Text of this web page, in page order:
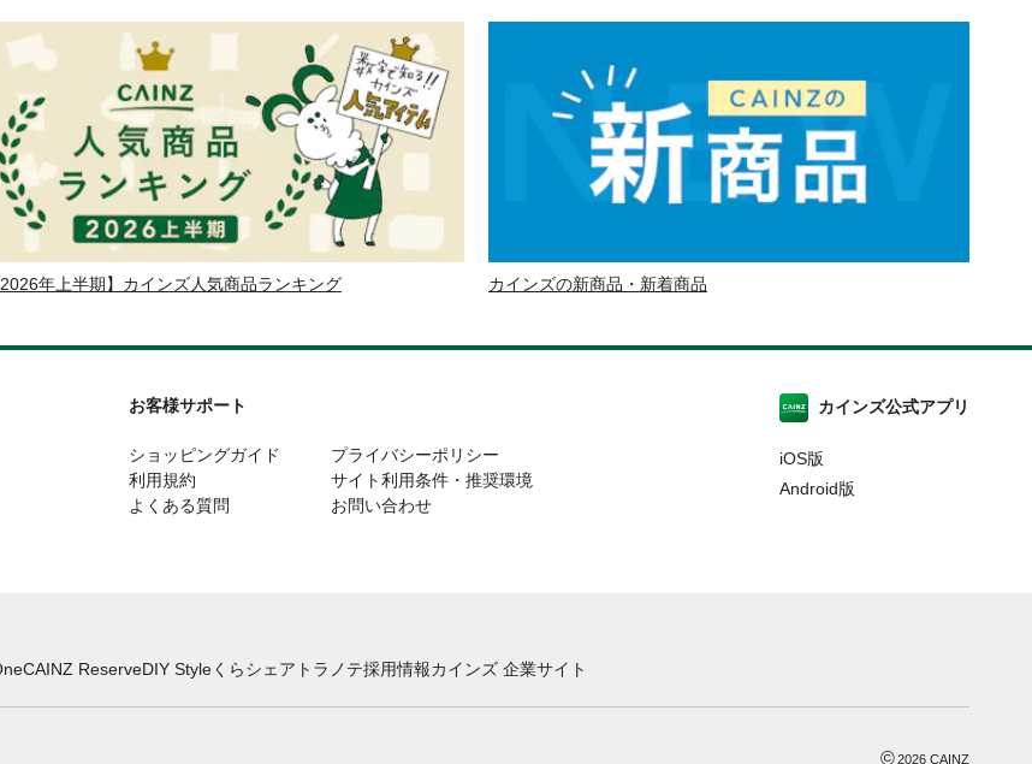
2026年上半期】カインズ人気商品ランキング カインズの新商品・新着商品
お客様サポート
ショッピングガイド
利用規約
よくある質問
プライバシーポリシー
サイト利用条件・推奨環境
お問い合わせ
カインズ公式アプリ
iOS版
Android版
CAINZ ReserveDIY Styleくらシェア トラノテ採用情報カインズ 企業サイト
©2026 CAINZ